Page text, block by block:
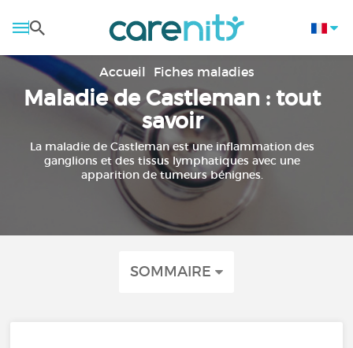
Accueil Fiches maladies
Maladie de Castleman : tout
savoir
La maladie de Castleman est une inflammation des
ganglions et des tissus lymphatiques avec une
apparition de tumeurs bénignes.
SOMMAIRE